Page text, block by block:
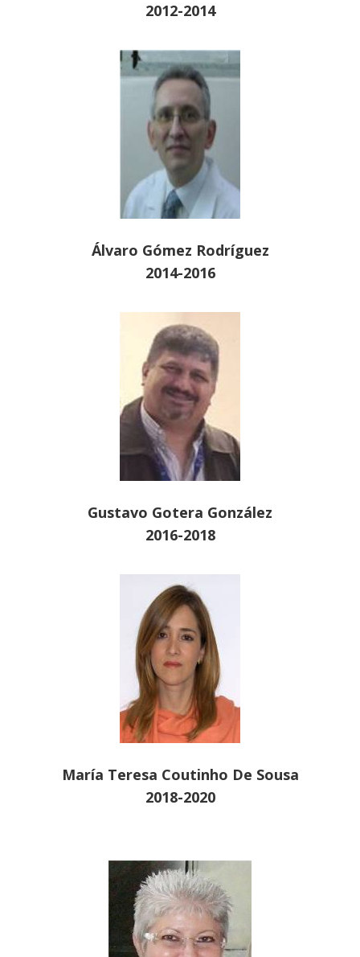
2012-2014
Álvaro Gómez Rodríguez
2014-2016
Gustavo Gotera González
2016-2018
María Teresa Coutinho De Sousa
2018-2020